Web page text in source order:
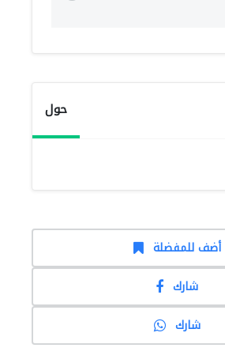
حول
أضف للمفضلة
شارك
شارك